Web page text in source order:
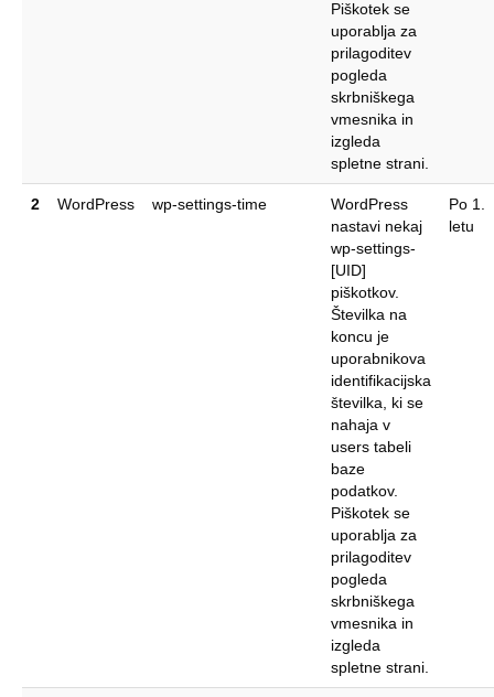
Piškotek se
uporablja za
prilagoditev
pogleda
skrbniškega
vmesnika in
izgleda
spletne strani.
2 WordPress wp-settings-time
WordPress
nastavi nekaj
wp-settings-
[UID]
piškotkov.
Številka na
koncu je
uporabnikova
identifikacijska
številka, ki se
nahaja v
users tabeli
baze
podatkov.
Piškotek se
uporablja za
prilagoditev
pogleda
skrbniškega
vmesnika in
izgleda
spletne strani.
Po 1.
letu